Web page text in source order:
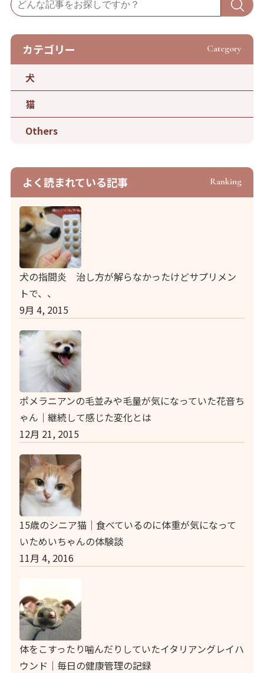
カテゴリー Category
犬
猫
Others
よく読まれている記事 Ranking
犬の指間炎 治し方が解らなかったけどサプリメン
トで、、
9月 4, 2015
ポメラニアンの毛並みや毛量が気になっていた花音ち
ゃん｜継続して感じた変化とは
12月 21, 2015
15歳のシニア猫｜食べているのに体重が気になって
いためいちゃんの体験談
11月 4, 2016
体をこすったり噛んだりしていたイタリアングレイハ
ウンド｜毎日の健康管理の記録